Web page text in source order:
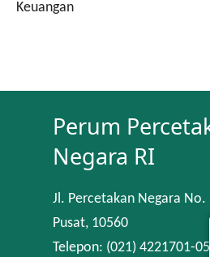
Keuangan
Perum
Negara RI
Jl. Percetakan Negara No.
Pusat, 10560
Telepon: (021) 4221701-05